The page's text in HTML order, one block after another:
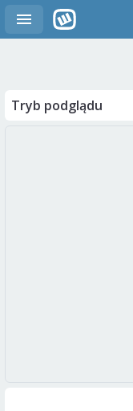
Tryb podglądu